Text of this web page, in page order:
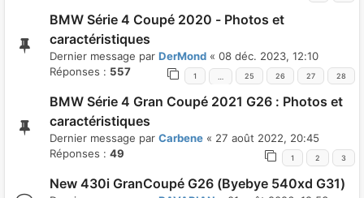
BMW Série 4 Coupé 2020 - Photos et
caractéristiques
Dernier message par DerMond « 08 déc. 2023, 12:10
Réponses : 557 1 25 26 27 28
BMW Série 4 Gran Coupé 2021 G26 : Photos et
caractéristiques
Dernier message par Carbene « 27 août 2022, 20:45
Réponses : 49 1 2 3
New 430i GranCoupé G26 (Byebye 540xd G31)